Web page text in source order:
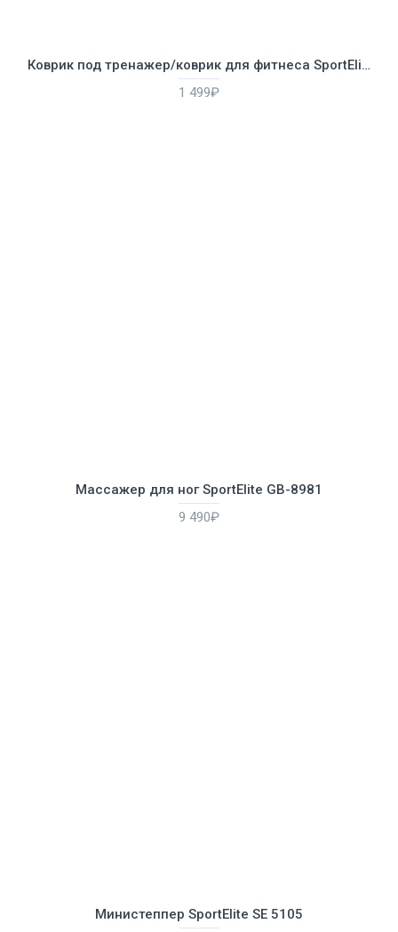
Коврик под тренажер/коврик для фитнеса SportElite 5503LW, черный
1 499₽
Массажер для ног SportElite GB-8981
9 490₽
Министеппер SportElite SE 5105